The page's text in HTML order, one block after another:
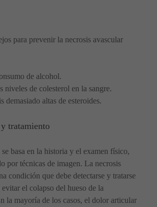
para prevenir la necrosis avascular
de alcohol.
niveles de colesterol en la sangre.
demasiado altas de esteroides.
tratamiento
basa en la historia y el examen físico,
por técnicas de imagen. La necrosis
condición que debe detectarse y tratarse
el colapso del hueso de la
la mayoría de los casos, el dolor articular